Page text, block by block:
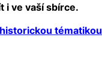
i ve vaší sbírce.